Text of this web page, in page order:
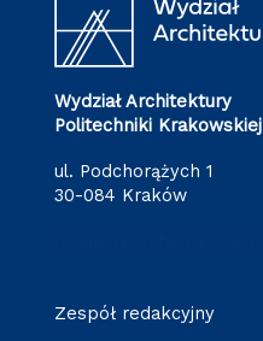
Wydział Architektury
Politechniki Krakowskiej
ul. Podchorążych 1
30-084 Kraków
Zespół redakcyjny